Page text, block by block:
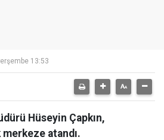
13:53
Hüseyin Çapkın,
atandı.